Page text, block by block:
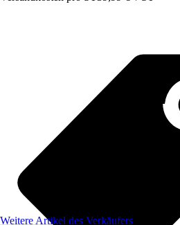
Weitere Artikel des Verkäufers